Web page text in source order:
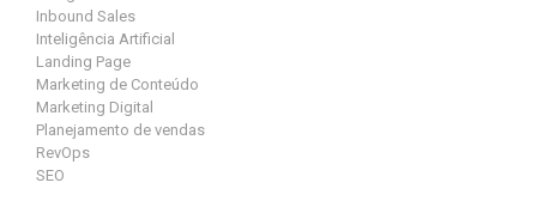
Inbound Sales
Inteligência Artificial
Landing Page
Marketing de Conteúdo
Marketing Digital
Planejamento de vendas
RevOps
SEO